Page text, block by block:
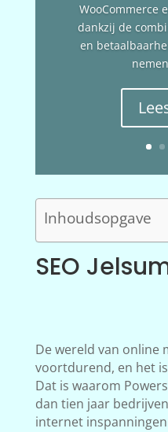
WooCommerce
dankzij de
en
Inhoudsopgave
SEO
De wereld van online
voortdurend, en het
Dat is waarom
dan tien jaar
internet